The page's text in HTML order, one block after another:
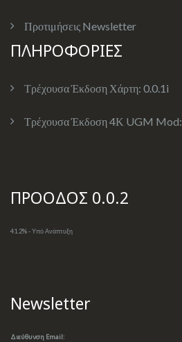
Προτιμήσεις Newsletter
ΠΛΗΡΟΦΟΡΙΕΣ
Τρέχουσα Έκδοση Χάρτη: 0.0.1i
Τρέχουσα Έκδοση 4Κ UGM Mod:
ΠΡΟΟΔΟΣ 0.0.2
41.2% - Υπό Ανάπτυξη
Newsletter
Διεύθυνση Email: